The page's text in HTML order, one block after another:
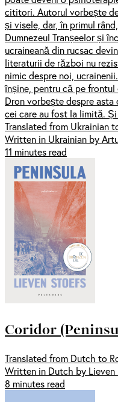
cititori. Autorul vorbește
și visele, dar, în primul
Dumnezeul Tranșeelor și
ucraineană din rucsac
literaturii de război nu
nimic despre noi,
înșine, pentru că pe
Dron vorbește despre
cei care au fost la limită.
Translated from Ukrainian
Written in Ukrainian by
11 minutes read
Coridor
Translated from Dutch to
Written in Dutch by Lieven
8 minutes read